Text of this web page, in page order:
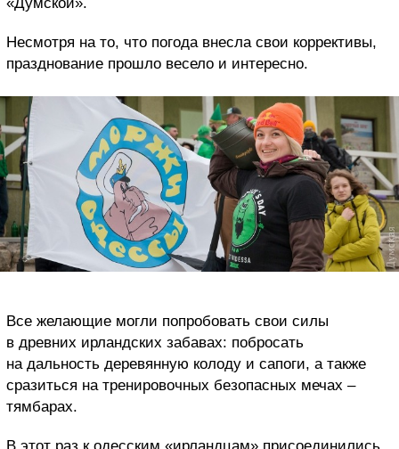
Несмотря на то, что погода внесла свои коррективы,
празднование прошло весело и интересно.
Все желающие могли попробовать свои силы
в древних ирландских забавах: побросать
на дальность деревянную колоду и сапоги, а также
сразиться на тренировочных безопасных мечах –
тямбарах.